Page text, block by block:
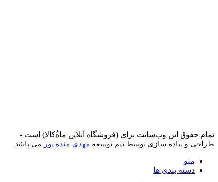
تمام حقوق اين وب‌سايت برای (فروشگاه آنلاین ماه‌‌‌‌‌‌ُکالا) است -
طراحی و پیاده سازی توسط تیم توسعه مهدی منده پور می باشد.
منو
دسته بندی ها